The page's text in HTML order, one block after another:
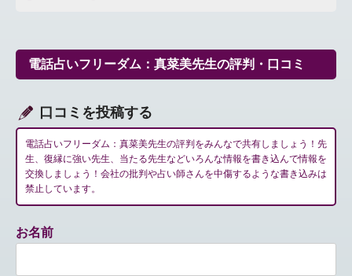
ー
シ
ン
電話占いフリーダム：真菜美先生の評判・口コミ
口コミを投稿する
電話占いフリーダム：真菜美先生の評判をみんなで共有しましょう！先
生、復縁に強い先生、当たる先生などいろんな情報を書き込んで情報を
交換しましょう！会社の批判や占い師さんを中傷するような書き込みは
禁止しています。
お名前